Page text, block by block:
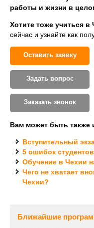
работы и жизни в
Хотите тоже учиться в
сейчас и узнайте как
Оставить заявку
Задать вопрос
Заказать звонок
Вам может быть также
Вступительный
5 ошибок
Обучение в Чехии
Чего не хватает
Чехии?
Ближайшие